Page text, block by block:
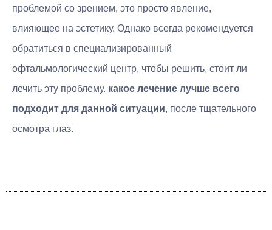
проблемой со зрением, это просто явление,
влияющее на эстетику. Однако всегда рекомендуется
обратиться в специализированный
офтальмологический центр, чтобы решить, стоит ли
лечить эту проблему. какое лечение лучше всего
подходит для данной ситуации, после тщательного
осмотра глаз.